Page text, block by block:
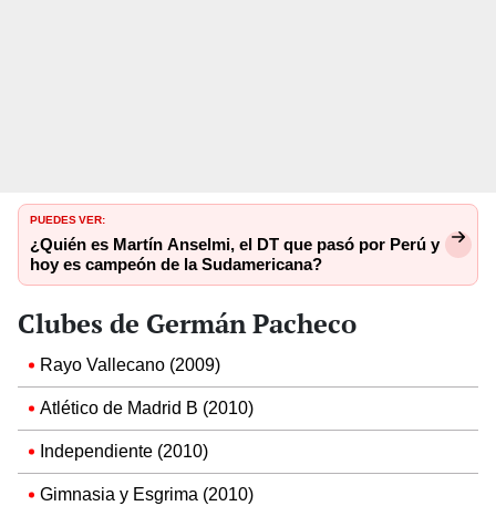
PUEDES VER:
¿Quién es Martín Anselmi, el DT que pasó por Perú y
hoy es campeón de la Sudamericana?
Clubes de Germán Pacheco
Rayo Vallecano (2009)
Atlético de Madrid B (2010)
Independiente (2010)
Gimnasia y Esgrima (2010)